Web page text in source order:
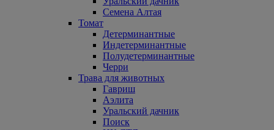
Семена Алтая
Томат
Детерминантные
Индетерминантные
Полудетерминантные
Черри
Трава для животных
Гавриш
Аэлита
Уральский дачник
Поиск